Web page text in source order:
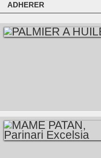
ADHERER